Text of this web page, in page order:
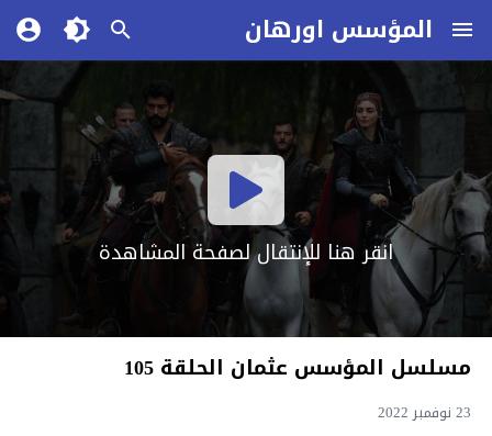
المؤسس اورهان
انقر هنا للإنتقال لصفحة المشاهدة
مسلسل المؤسس عثمان الحلقة 105
23 نوفمبر 2022